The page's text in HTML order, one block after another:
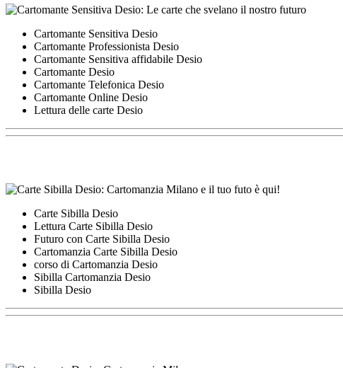
Cartomante Sensitiva Desio
Cartomante Professionista Desio
Cartomante Sensitiva affidabile Desio
Cartomante Desio
Cartomante Telefonica Desio
Cartomante Online Desio
Lettura delle carte Desio
Carte Sibilla Desio
Lettura Carte Sibilla Desio
Futuro con Carte Sibilla Desio
Cartomanzia Carte Sibilla Desio
corso di Cartomanzia Desio
Sibilla Cartomanzia Desio
Sibilla Desio